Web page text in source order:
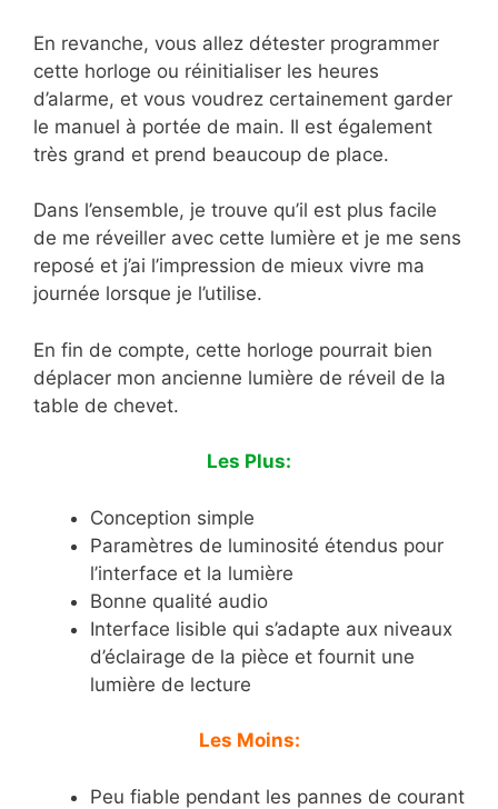
En revanche, vous allez détester programmer
cette horloge ou réinitialiser les heures
d’alarme, et vous voudrez certainement garder
le manuel à portée de main. Il est également
très grand et prend beaucoup de place.
Dans l’ensemble, je trouve qu’il est plus facile
de me réveiller avec cette lumière et je me sens
reposé et j’ai l’impression de mieux vivre ma
journée lorsque je l’utilise.
En fin de compte, cette horloge pourrait bien
déplacer mon ancienne lumière de réveil de la
table de chevet.
Les Plus:
Conception simple
Paramètres de luminosité étendus pour
l’interface et la lumière
Bonne qualité audio
Interface lisible qui s’adapte aux niveaux
d’éclairage de la pièce et fournit une
lumière de lecture
Les Moins:
Peu fiable pendant les pannes de courant